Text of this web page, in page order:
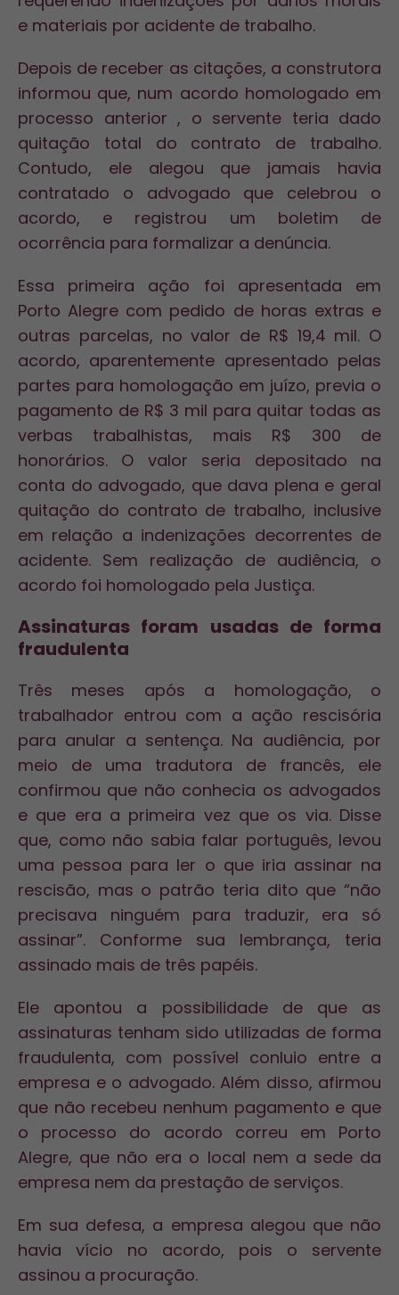
e materiais por acidente de trabalho.
Depois de receber as citações, a construtora
informou que, num acordo homologado em
processo anterior , o servente teria dado
quitação total do contrato de trabalho.
Contudo, ele alegou que jamais havia
contratado o advogado que celebrou o
acordo, e registrou um boletim de
ocorrência para formalizar a denúncia.
Essa primeira ação foi apresentada em
Porto Alegre com pedido de horas extras e
outras parcelas, no valor de R$ 19,4 mil. O
acordo, aparentemente apresentado pelas
partes para homologação em juízo, previa o
pagamento de R$ 3 mil para quitar todas as
verbas trabalhistas, mais R$ 300 de
honorários. O valor seria depositado na
conta do advogado, que dava plena e geral
quitação do contrato de trabalho, inclusive
em relação a indenizações decorrentes de
acidente. Sem realização de audiência, o
acordo foi homologado pela Justiça.
Assinaturas foram usadas de forma
fraudulenta
Três meses após a homologação, o
trabalhador entrou com a ação rescisória
para anular a sentença. Na audiência, por
meio de uma tradutora de francês, ele
confirmou que não conhecia os advogados
e que era a primeira vez que os via. Disse
que, como não sabia falar português, levou
uma pessoa para ler o que iria assinar na
rescisão, mas o patrão teria dito que “não
precisava ninguém para traduzir, era só
assinar”. Conforme sua lembrança, teria
assinado mais de três papéis.
Ele apontou a possibilidade de que as
assinaturas tenham sido utilizadas de forma
fraudulenta, com possível conluio entre a
empresa e o advogado. Além disso, afirmou
que não recebeu nenhum pagamento e que
o processo do acordo correu em Porto
Alegre, que não era o local nem a sede da
empresa nem da prestação de serviços.
Em sua defesa, a empresa alegou que não
havia vício no acordo, pois o servente
assinou a procuração.